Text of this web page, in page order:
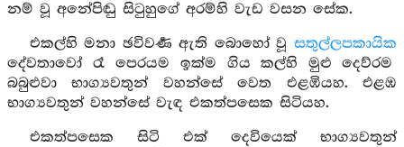
නම් වූ අනේපිඬු සිටුහුගේ අරම්හි වැඩ වසන සේක.
එකල්හි මනා ඡවිවර්‍ණ ඇති බොහෝ වූ සතුල්ලපකායික
දේවතාවෝ රෑ පෙරයම ඉක්ම ගිය කල්හි මුළු දෙව්රම
බබුළුවා භාග්‍යවතුන් වහන්සේ වෙත එළඹියහ. එළඹ
භාග්‍යවතුන් වහන්සේ වැඳ එකත්පසෙක සිටියහ.
එකත්පසෙක සිටි එක් දෙවියෙක් භාග්‍යවතුන්